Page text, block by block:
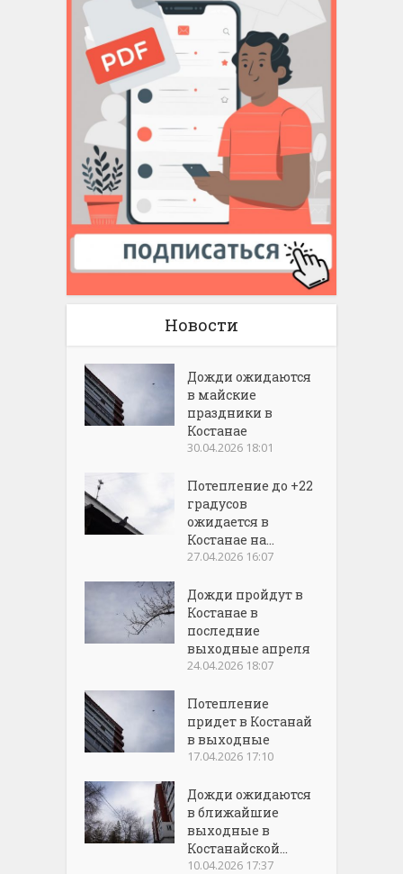
Новости
Дожди ожидаются
в майские
праздники в
Костанае
30.04.2026 18:01
Потепление до +22
градусов
ожидается в
Костанае на...
27.04.2026 16:07
Дожди пройдут в
Костанае в
последние
выходные апреля
24.04.2026 18:07
Потепление
придет в Костанай
в выходные
17.04.2026 17:10
Дожди ожидаются
в ближайшие
выходные в
Костанайской...
10.04.2026 17:37